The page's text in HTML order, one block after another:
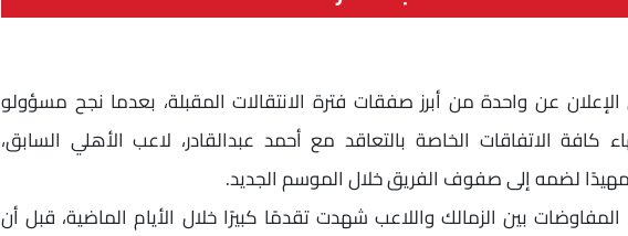
عن واحدة من أبرز صفقات فترة الانتقالات المقبلة، بعدما نجح مسؤولو
كافة الاتفاقات الخاصة بالتعاقد مع أحمد عبدالقادر، لاعب الأهلي السابق،
لضمه إلى صفوف الفريق خلال الموسم الجديد.
بين الزمالك واللاعب شهدت تقدمًا كبيرًا خلال الأيام الماضية، قبل أن